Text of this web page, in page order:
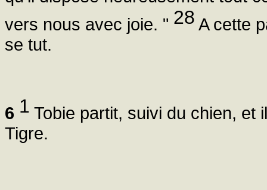
vers nous avec joie. " 28 A cette
se tut.
6 1 Tobie partit, suivi du chien, et
Tigre.